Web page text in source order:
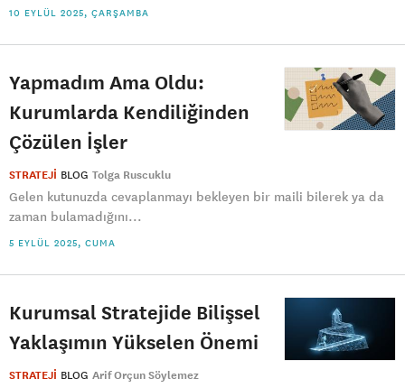
10 EYLÜL 2025, ÇARŞAMBA
Yapmadım Ama Oldu:
Kurumlarda Kendiliğinden
Çözülen İşler
STRATEJİ BLOG Tolga Ruscuklu
Gelen kutunuzda cevaplanmayı bekleyen bir maili bilerek ya da
zaman bulamadığını...
5 EYLÜL 2025, CUMA
Kurumsal Stratejide Bilişsel
Yaklaşımın Yükselen Önemi
STRATEJİ BLOG Arif Orçun Söylemez